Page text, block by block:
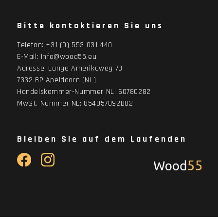
Bitte kontaktieren Sie uns
Telefon: +31 (0) 553 031 440
E-Mail: Info@wood55.eu
Adresse: Lange Amerikaweg 73
7332 BP Apeldoorn (NL)
Handelskammer-Nummer NL: 60780282
MwSt. Nummer NL: 854057092B02
Bleiben Sie auf dem Laufenden